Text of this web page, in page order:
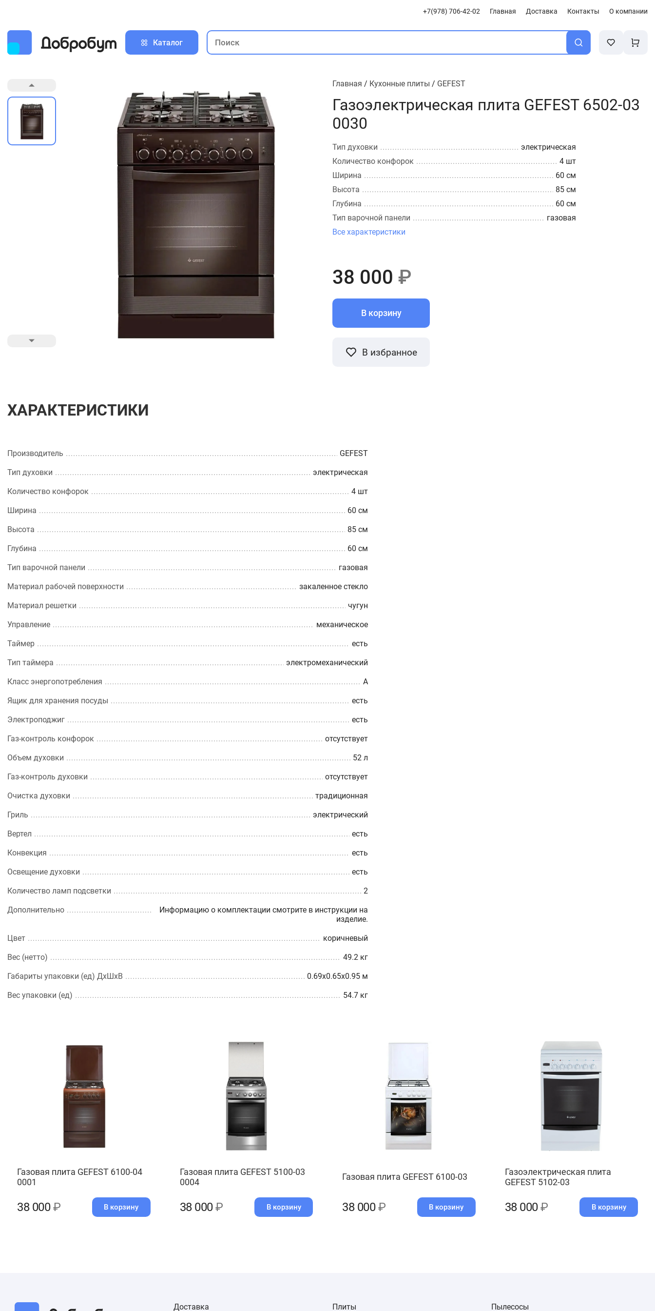
+7(978) 706-42-02 Главная Доставка Контакты О компании
Каталог
Главная / Кухонные плиты / GEFEST
Газоэлектрическая плита GEFEST 6502-03
0030
Тип духовки
электрическая
Количество конфорок
4 шт
Ширина
60 см
Высота
85 см
Глубина
60 см
Тип варочной панели
газовая
Все характеристики
38 000 ₽
В корзину
В избранное
ХАРАКТЕРИСТИКИ
Производитель GEFEST
Тип духовки электрическая
Количество конфорок 4 шт
Ширина 60 см
Высота 85 см
Глубина 60 см
Тип варочной панели газовая
Материал рабочей поверхности закаленное стекло
Материал решетки чугун
Управление механическое
Таймер есть
Тип таймера электромеханический
Класс энергопотребления A
Ящик для хранения посуды есть
Электроподжиг есть
Газ-контроль конфорок отсутствует
Объем духовки 52 л
Газ-контроль духовки отсутствует
Очистка духовки традиционная
Гриль электрический
Вертел есть
Конвекция есть
Освещение духовки есть
Количество ламп подсветки 2
Дополнительно
Информацию о комплектации смотрите в инструкции на
изделие.
Цвет коричневый
Вес (нетто) 49.2 кг
Габариты упаковки (ед) ДхШхВ 0.69x0.65x0.95 м
Вес упаковки (ед) 54.7 кг
Газовая плита GEFEST 6100-04
0001
38 000₽ В корзину
Газовая плита GEFEST 5100-03
0004
38 000₽ В корзину
Газовая плита GEFEST 6100-03
38 000₽ В корзину
Газоэлектрическая плита
GEFEST 5102-03
38 000₽ В корзину
Доставка Плиты Пылесосы